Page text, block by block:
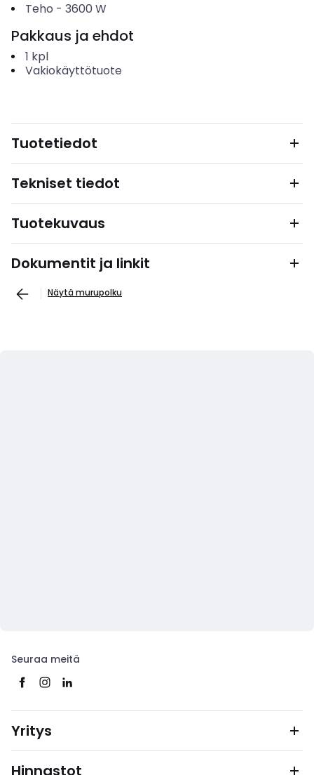
Teho - 3600 W
Pakkaus ja ehdot
1 kpl
Vakiokäyttötuote
Tuotetiedot
Tekniset tiedot
Tuotekuvaus
Dokumentit ja linkit
Näytä murupolku
Seuraa meitä
Yritys
Hinnastot